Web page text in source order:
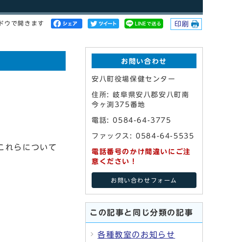
ウで開きます 印刷
れらについて
お問い合わせ
安八町役場保健センター
住所: 岐阜県安八郡安八町南
今ヶ渕375番地
電話: 0584-64-3775
ファックス: 0584-64-5535
電話番号のかけ間違いにご注
意ください！
お問い合わせフォーム
この記事と同じ分類の記事
各種教室のお知らせ